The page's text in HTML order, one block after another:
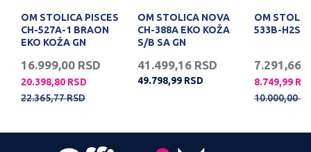
OM STOLICA PISCES
CH-527A-1 BRAON
EKO KOŽA GN
16.999,00 RSD
20.398,80 RSD
22.365,77RSD
OM STOLICA NOVA
CH-388A EKO KOŽA
S/B SA GN
41.499,16 RSD
49.798,99 RSD
OM
533B-H2S
7.291,66
8.749,99
10.000,00